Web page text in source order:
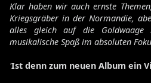
Klar haben wir auch ernste
Kriegsgräber in der Normandie,
alles gleich auf die
musikalische Spaß im absoluten
'Ist denn zum neuen Album ein